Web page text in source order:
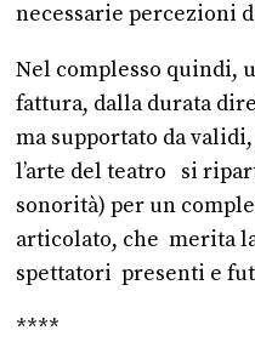
necessarie percezioni
Nel complesso quindi,
fattura, dalla durata
ma supportato da
l’arte del teatro si
sonorità) per un
articolato, che merita
spettatori presenti e
****